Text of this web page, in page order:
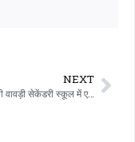
NEXT
मोरबी के नानी वावड़ी सेकेंडरी स्कूल में एक स्टूडेंट के फेयरवेल सेरेमनी में, इस्कॉन भक्तों ने भगवद गीता का गिफ्ट दिया।